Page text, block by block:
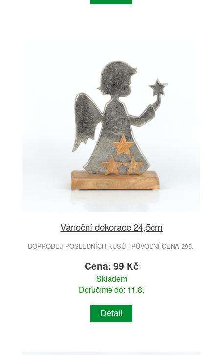
Vánoční dekorace 24,5cm
DOPRODEJ POSLEDNÍCH KUSŮ - PŮVODNÍ CENA 295.-
Cena: 99 Kč
Skladem
Doručíme do: 11.8.
Detail